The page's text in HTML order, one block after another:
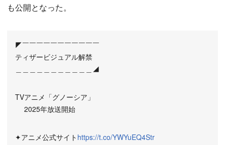
も公開となった。
◤￣￣￣￣￣￣￣￣￣￣￣
ティザービジュアル解禁
＿＿＿＿＿＿＿＿＿＿＿◢
TVアニメ「グノーシア」
2025年放送開始
✦アニメ公式サイト https://t.co/YWYuEQ4Str